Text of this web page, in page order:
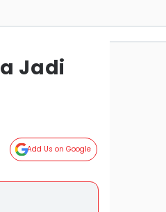
Jadi
Add Us on Google